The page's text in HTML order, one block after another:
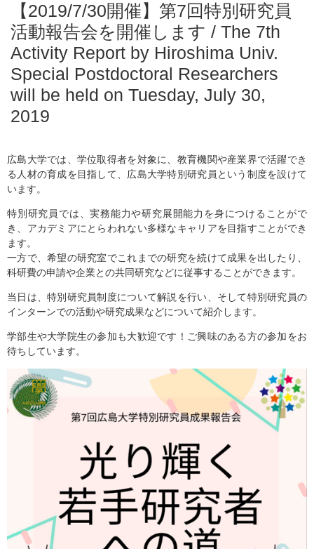
【2019/7/30開催】第7回特別研究員
活動報告会を開催します / The 7th
Activity Report by Hiroshima Univ.
Special Postdoctoral Researchers
will be held on Tuesday, July 30,
2019
広島大学では、学位取得者を対象に、教育機関や産業界で活躍でき
る人材の育成を目指して、広島大学特別研究員という制度を設けて
います。
特別研究員では、実務能力や研究展開能力を身につけることがで
き、アカデミアにとらわれない多様なキャリアを目指すことができ
ます。
一方で、希望の研究室でこれまでの研究を続けて成果を出したり、
科研費の申請や企業との共同研究などに従事することができます。
当日は、特別研究員制度について解説を行い、そして特別研究員の
インターンでの活動や研究成果などについて紹介します。
学部生や大学院生の参加も大歓迎です！ご興味のある方の参加をお
待ちしています。